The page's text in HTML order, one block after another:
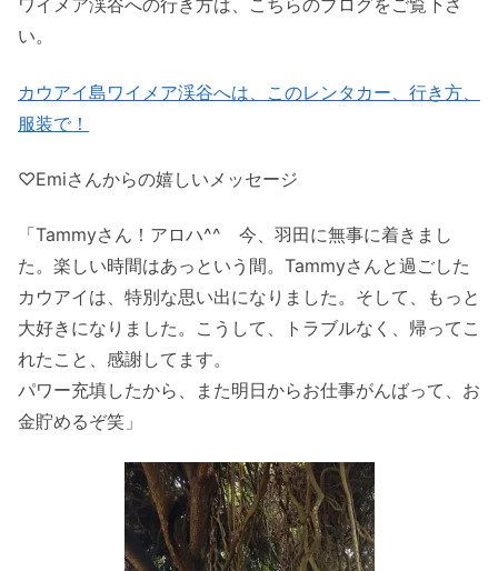
ワイメア渓谷への行き方は、こちらのブログをご覧下さ
い。
カウアイ島ワイメア渓谷へは、このレンタカー、行き方、
服装で！
♡Emiさんからの嬉しいメッセージ
「Tammyさん！アロハ^^ 今、羽田に無事に着きまし
た。楽しい時間はあっという間。Tammyさんと過ごした
カウアイは、特別な思い出になりました。そして、もっと
大好きになりました。こうして、トラブルなく、帰ってこ
れたこと、感謝してます。
パワー充填したから、また明日からお仕事がんばって、お
金貯めるぞ笑」